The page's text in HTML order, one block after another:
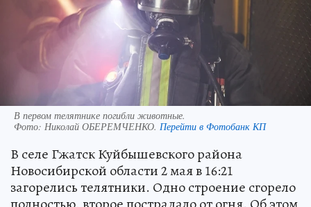
В первом телятнике погибли животные.
Фото: Николай ОБЕРЕМЧЕНКО. Перейти в Фотобанк КП
В селе Гжатск Куйбышевского района
Новосибирской области 2 мая в 16:21
загорелись телятники. Одно строение сгорело